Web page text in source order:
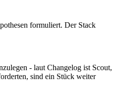
formuliert. Der Stack
- laut Changelog ist Scout,
sind ein Stück weiter